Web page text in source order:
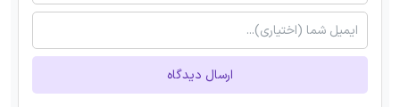
ارسال دیدگاه